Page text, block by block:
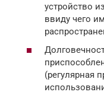
устройство
ввиду чего
(регулярная